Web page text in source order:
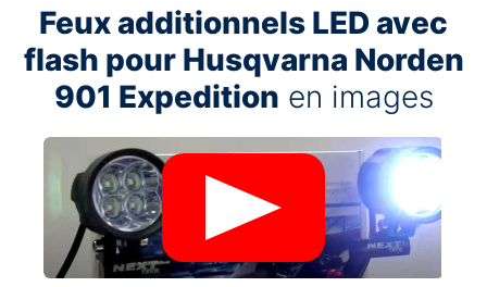
Feux additionnels LED avec
flash pour Husqvarna Norden
901 Expedition en images